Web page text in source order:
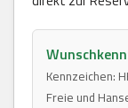
Kennzeichen:
Freie und